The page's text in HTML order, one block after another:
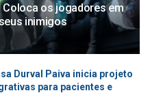
Coloca os jogadores em
inimigos
Durval Paiva inicia projeto
para pacientes e